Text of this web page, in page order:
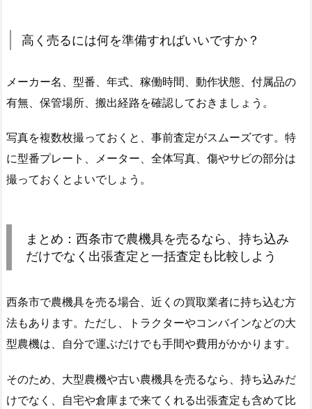
高く売るには何を準備すればいいですか？
メーカー名、型番、年式、稼働時間、動作状態、付属品の
有無、保管場所、搬出経路を確認しておきましょう。
写真を複数枚撮っておくと、事前査定がスムーズです。特
に型番プレート、メーター、全体写真、傷やサビの部分は
撮っておくとよいでしょう。
まとめ：西条市で農機具を売るなら、持ち込み
だけでなく出張査定と一括査定も比較しよう
西条市で農機具を売る場合、近くの買取業者に持ち込む方
法もあります。ただし、トラクターやコンバインなどの大
型農機は、自分で運ぶだけでも手間や費用がかかります。
そのため、大型農機や古い農機具を売るなら、持ち込みだ
けでなく、自宅や倉庫まで来てくれる出張査定も含めて比